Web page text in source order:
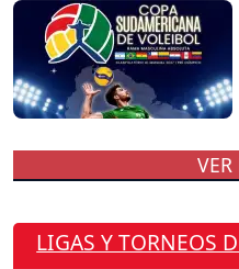
LIGAS Y TORNEOS